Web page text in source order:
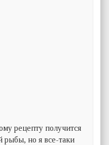
рецепту получится
рыбы, но я все-таки